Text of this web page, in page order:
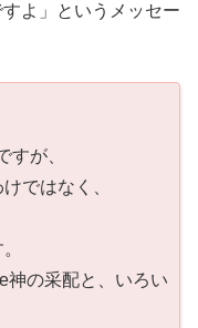
よ」というメッセー
すが、
ではなく、
神の采配と、いろい